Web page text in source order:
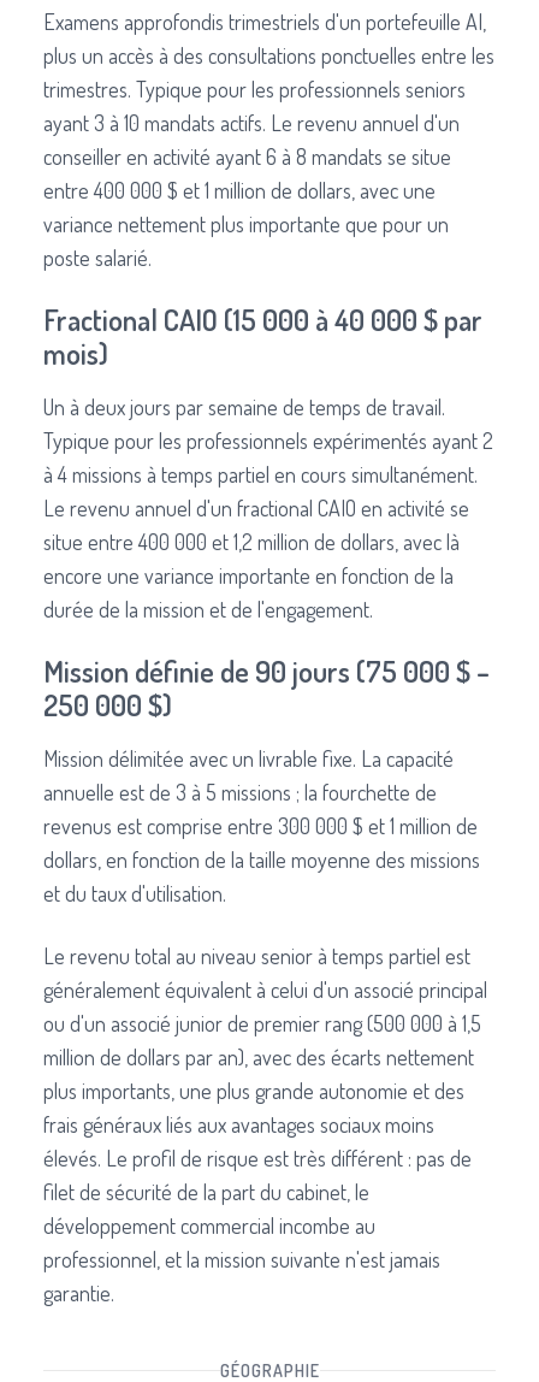
Examens approfondis trimestriels d'un portefeuille AI,
plus un accès à des consultations ponctuelles entre les
trimestres. Typique pour les professionnels seniors
ayant 3 à 10 mandats actifs. Le revenu annuel d'un
conseiller en activité ayant 6 à 8 mandats se situe
entre 400 000 $ et 1 million de dollars, avec une
variance nettement plus importante que pour un
poste salarié.
Fractional CAIO (15 000 à 40 000 $ par
mois)
Un à deux jours par semaine de temps de travail.
Typique pour les professionnels expérimentés ayant 2
à 4 missions à temps partiel en cours simultanément.
Le revenu annuel d'un fractional CAIO en activité se
situe entre 400 000 et 1,2 million de dollars, avec là
encore une variance importante en fonction de la
durée de la mission et de l'engagement.
Mission définie de 90 jours (75 000 $ –
250 000 $)
Mission délimitée avec un livrable fixe. La capacité
annuelle est de 3 à 5 missions ; la fourchette de
revenus est comprise entre 300 000 $ et 1 million de
dollars, en fonction de la taille moyenne des missions
et du taux d'utilisation.
Le revenu total au niveau senior à temps partiel est
généralement équivalent à celui d'un associé principal
ou d'un associé junior de premier rang (500 000 à 1,5
million de dollars par an), avec des écarts nettement
plus importants, une plus grande autonomie et des
frais généraux liés aux avantages sociaux moins
élevés. Le profil de risque est très différent : pas de
filet de sécurité de la part du cabinet, le
développement commercial incombe au
professionnel, et la mission suivante n'est jamais
garantie.
GÉOGRAPHIE